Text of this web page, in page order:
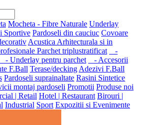
Mocheta - Fibre Naturale Underlay
Sportive Pardoseli din cauciuc Covoare
Acustica Arhitecturala si in
Parchet triplustratificat
-
- Underlay pentru parchet
- Accesorii
F.Ball Terase/deckingAdezivi F.Ball
Pardoseli suprainaltate Rasini Sintetice
montaj pardoseli Promotii Produse noi
| Retail Hotel | Restaurant Birouri |
Industrial Sport Expozitii si Evenimente